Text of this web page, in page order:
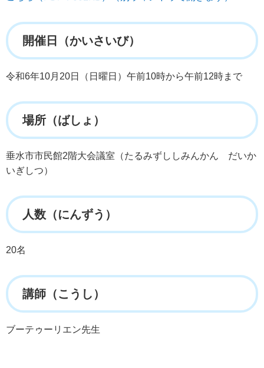
開催日（かいさいび）
令和6年10月20日（日曜日）午前10時から午前12時まで
場所（ばしょ）
垂水市市民館2階大会議室（たるみずししみんかん だいか
いぎしつ）
人数（にんずう）
20名
講師（こうし）
ブーテゥーリエン先生